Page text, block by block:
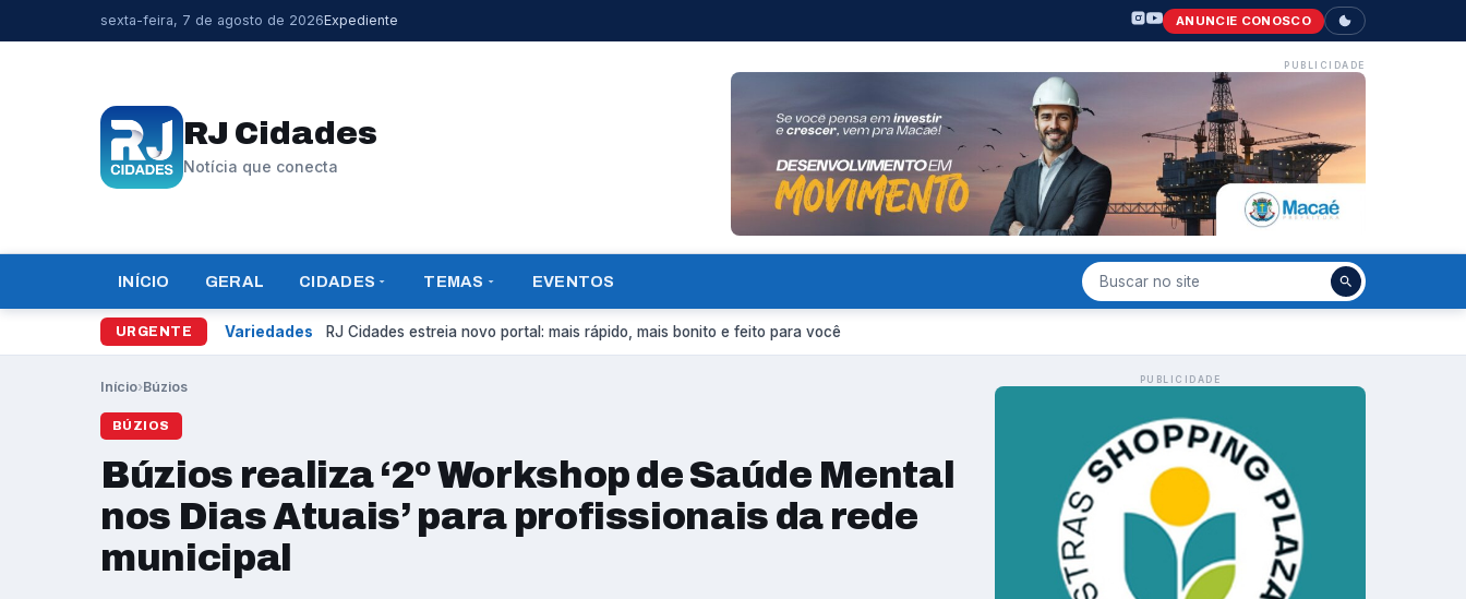
sexta-feira, 7 de agosto de 2026Expediente ANUNCIE CONOSCO
RJ Cidades
Notícia que conecta
PUBLICIDADE
INÍCIO GERAL CIDADES TEMAS EVENTOS
URGENTE Variedades RJ Cidades estreia novo portal: mais rápido, mais bonito e feito para você
Início›Búzios
BÚZIOS
Búzios realiza ‘2º Workshop de Saúde Mental
nos Dias Atuais’ para profissionais da rede
municipal
PUBLICIDADE